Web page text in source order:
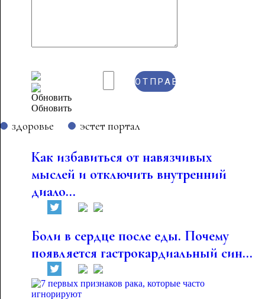
Обновить
здоровье эстет портал
Как избавиться от навязчивых
мыслей и отключить внутренний
диало...
Боли в сердце после еды. Почему
появляется гастрокардиальный син...